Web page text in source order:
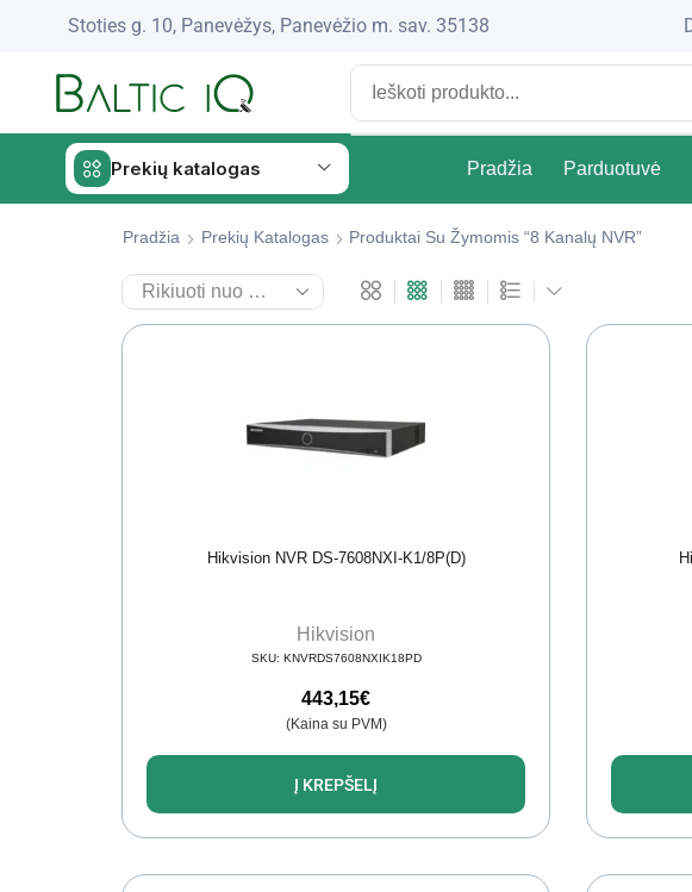
Stoties g. 10, Panevėžys, Panevėžio m. sav. 35138
Prekių katalogas Pradžia Parduotuvė
Pradžia Prekių Katalogas Produktai Su Žymomis “8 Kanalų NVR”
Hikvision NVR DS-7608NXI-K1/8P(D)
Hikvision
SKU: KNVRDS7608NXIK18PD
443,15€
(Kaina su PVM)
Į KREPŠELĮ